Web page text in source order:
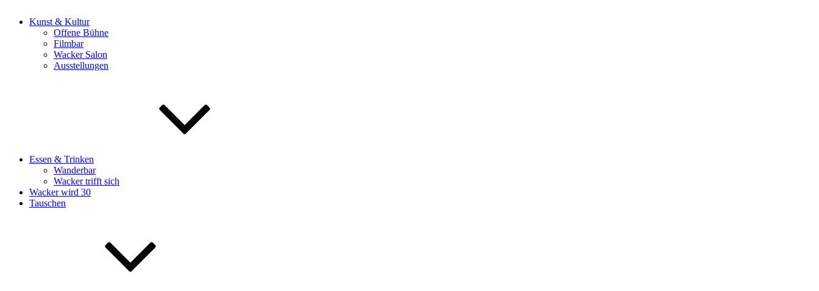
Kunst & Kultur
Offene Bühne
Filmbar
Wacker Salon
Ausstellungen
Essen & Trinken
Wanderbar
Wacker trifft sich
Wacker wird 30
Tauschen